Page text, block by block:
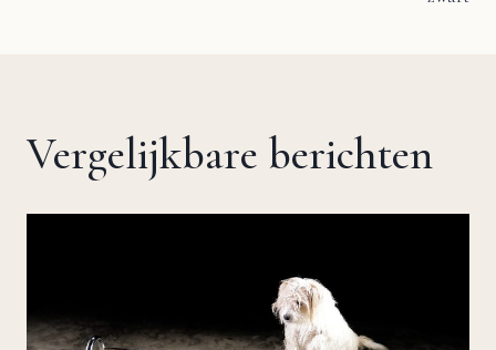
Vergelijkbare berichten